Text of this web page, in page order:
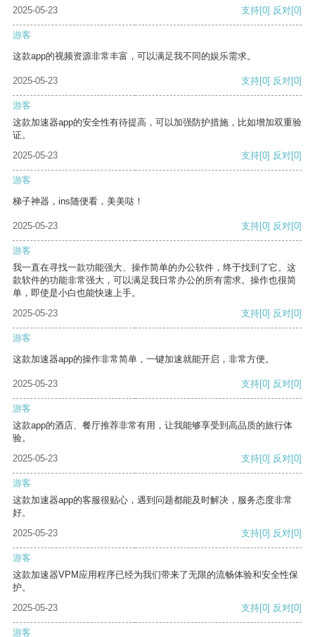
2025-05-23 支持[0] 反对[0]
游客
这款app的视频资源非常丰富，可以满足我不同的娱乐需求。
2025-05-23 支持[0] 反对[0]
游客
这款加速器app的安全性有待提高，可以加强防护措施，比如增加双重验
证。
2025-05-23
支持[0] 反对[0]
游客
梯子神器，ins随便看，美美哒！
2025-05-23 支持[0] 反对[0]
游客
我一直在寻找一款功能强大、操作简单的办公软件，终于找到了它。这
款软件的功能非常强大，可以满足我日常办公的所有需求。操作也很简
单，即使是小白也能快速上手。
2025-05-23
支持[0] 反对[0]
游客
这款加速器app的操作非常简单，一键加速就能开启，非常方便。
2025-05-23 支持[0] 反对[0]
游客
这款app的酒店、餐厅推荐非常有用，让我能够享受到高品质的旅行体
验。
2025-05-23
支持[0] 反对[0]
游客
这款加速器app的客服很贴心，遇到问题都能及时解决，服务态度非常
好。
2025-05-23
支持[0] 反对[0]
游客
这款加速器VPM应用程序已经为我们带来了无限的流畅体验和安全性保
护。
2025-05-23
支持[0] 反对[0]
游客